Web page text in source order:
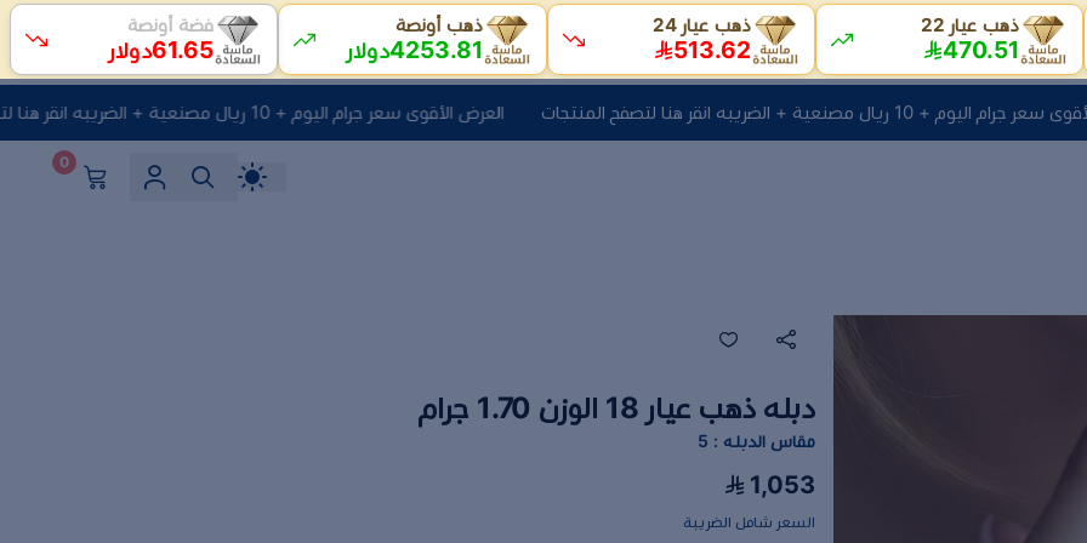
ريال مصنعية + الضريبه انقر هنا لتصفح المنتجات العرض الأقوى سعر جرام اليوم + 10 ريال مصنعية + الضريبه انقر هنا لتصفح المنتجات
0
دبله ذهب عيار 18 الوزن 1.70 جرام
مقاس الدبله : 5
1,053
السعر شامل الضريبة
ذهب عيار 22
470.51
ذهب عيار 24
513.62
ذهب أونصة
4253.81دولار
فضة أونصة
61.65دولار